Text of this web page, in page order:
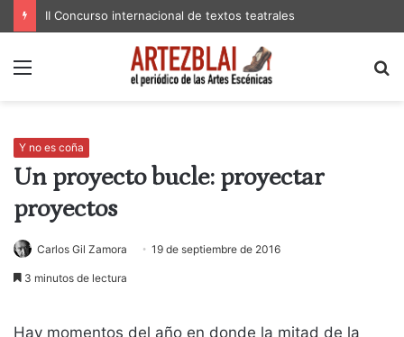
II Concurso internacional de textos teatrales
Menú
Y no es coña
Un proyecto bucle: proyectar
proyectos
Carlos Gil Zamora 19 de septiembre de 2016
3 minutos de lectura
Hay momentos del año en donde la mitad de la